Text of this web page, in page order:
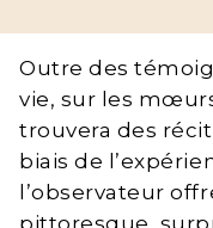
Outre des
vie, sur les
trouvera des
biais de
l’observateur